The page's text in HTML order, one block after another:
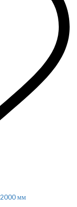
2000 мм